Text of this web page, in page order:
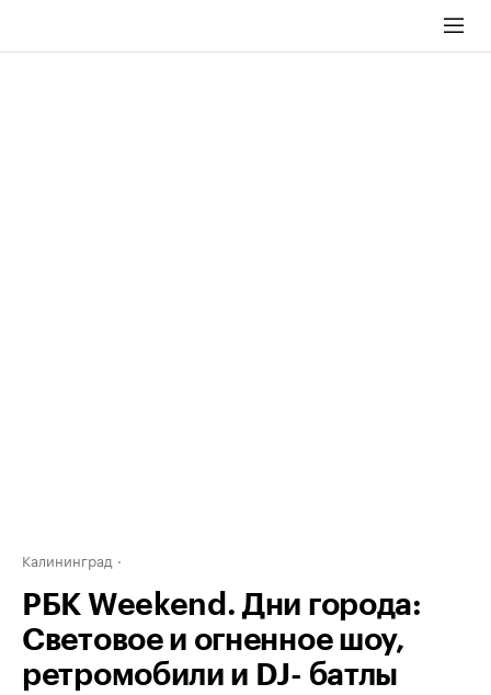
Калининград
РБК Weekend. Дни города:
Световое и огненное шоу,
ретромобили и DJ- батлы